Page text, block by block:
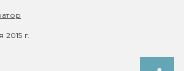
2015 г.